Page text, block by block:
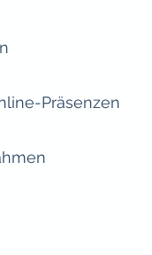
Präsenzen